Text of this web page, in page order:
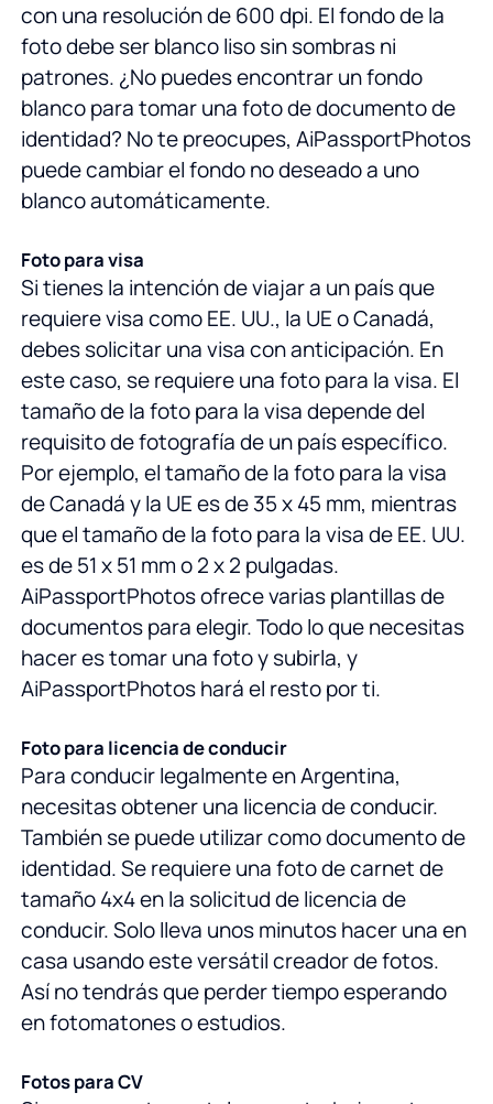
con una resolución de 600 dpi. El fondo de la
foto debe ser blanco liso sin sombras ni
patrones. ¿No puedes encontrar un fondo
blanco para tomar una foto de documento de
identidad? No te preocupes, AiPassportPhotos
puede cambiar el fondo no deseado a uno
blanco automáticamente.
Foto para visa
Si tienes la intención de viajar a un país que
requiere visa como EE. UU., la UE o Canadá,
debes solicitar una visa con anticipación. En
este caso, se requiere una foto para la visa. El
tamaño de la foto para la visa depende del
requisito de fotografía de un país específico.
Por ejemplo, el tamaño de la foto para la visa
de Canadá y la UE es de 35 x 45 mm, mientras
que el tamaño de la foto para la visa de EE. UU.
es de 51 x 51 mm o 2 x 2 pulgadas.
AiPassportPhotos ofrece varias plantillas de
documentos para elegir. Todo lo que necesitas
hacer es tomar una foto y subirla, y
AiPassportPhotos hará el resto por ti.
Foto para licencia de conducir
Para conducir legalmente en Argentina,
necesitas obtener una licencia de conducir.
También se puede utilizar como documento de
identidad. Se requiere una foto de carnet de
tamaño 4x4 en la solicitud de licencia de
conducir. Solo lleva unos minutos hacer una en
casa usando este versátil creador de fotos.
Así no tendrás que perder tiempo esperando
en fotomatones o estudios.
Fotos para CV